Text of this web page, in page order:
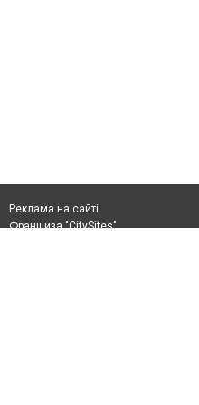
Реклама на сайті
Франшиза "CitySites"